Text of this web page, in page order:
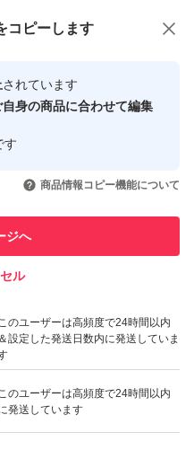
のユーザーはYahoo!フリマの取
引を完了させた実績があります
の取引実績があります
発送を保証しているものではあり
のユーザーは高頻度で24時間以内
＆設定した発送日数内に発送していま
のユーザーは高頻度で24時間以内
発送しています
コピーします
されています
自身の商品に合わせて編集
す
商品情報コピー機能について
ジへ
ル
メ